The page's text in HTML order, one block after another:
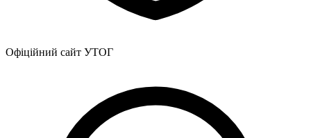
Офіційний сайт УТОГ